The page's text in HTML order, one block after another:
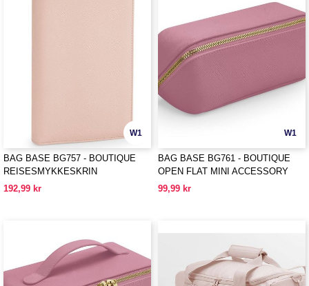
W1
BAG BASE BG757 - BOUTIQUE
REISESMYKKESKRIN
192,99 kr
W1
BAG BASE BG761 - BOUTIQUE
OPEN FLAT MINI ACCESSORY
CASE
99,99 kr